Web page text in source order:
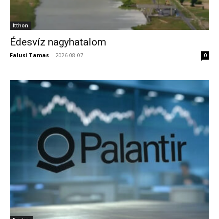
az „ultra erős” kokain, ez eredményezte a parti
droghoz kapcsolódó halálozások rekordmagasságra
Magyar Péter miniszterelnök szerint azonnal
távoznia kell Papp Dánielnek, az MTVA, és Altorjai
Anitának, a Duna Médiaszolgáltató
vezérigazgatójának. A kormányfő egy vasárnap
estiFacebook-posztban
reagált arra, hogy
bebizonyosodott, vezetői utasításra készültek a
közmédiában a Tisza Pártot lejárató anyagok.
EUR354,06 USD303,87CHF 388,24 GBP 403,06
00,00 0,00 %
2026. június 01. hétfő
Izrael két titkos bázist épített Irakban, hogy
segítse Iránnal vívott háborúit, és egy iraki katonát és
Itthon
Édesvíz nagyhatalom
Falusi Tamas - 2026-08-07 0